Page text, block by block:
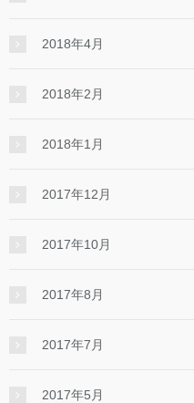
2018年4月
2018年2月
2018年1月
2017年12月
2017年10月
2017年8月
2017年7月
2017年5月